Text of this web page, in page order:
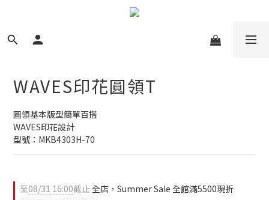
WAVES印花圓領T
圓領基本版型簡單百搭
WAVES印花設計
型號：MKB4303H-70
至08/31 16:00截止全店，Summer Sale 全館滿5500現折